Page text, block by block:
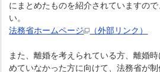
にまとめたものを紹介されていますの
い。
法務省ホームページ
（外部リンク）
また、離婚を考えられている方、離婚
めていなかった方に向けて、法務省が